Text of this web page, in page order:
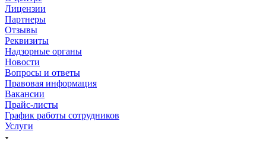
Лицензии
Партнеры
Отзывы
Реквизиты
Надзорные органы
Новости
Вопросы и ответы
Правовая информация
Вакансии
Прайс-листы
График работы сотрудников
Услуги